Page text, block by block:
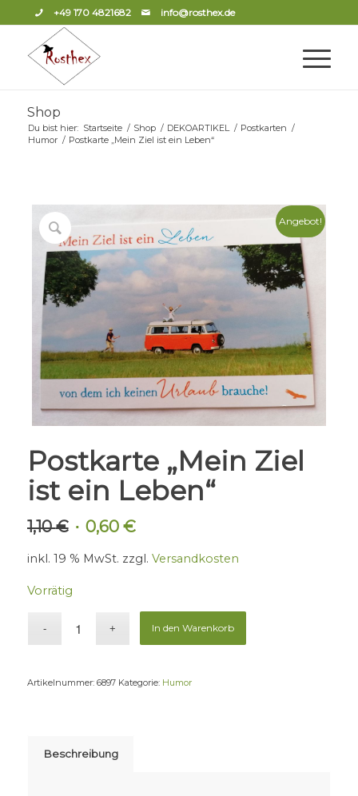
+49 170 4821682 info@rosthex.de
Shop
Du bist hier: Startseite / Shop / DEKOARTIKEL / Postkarten /
Humor / Postkarte „Mein Ziel ist ein Leben“
Angebot!
Postkarte „Mein Ziel
ist ein Leben“
1,10€ Ursprünglicher
war:
0,60 €Aktueller
ist:
inkl. 19 % MwSt. zzgl. Versandkosten
Vorrätig
In den Warenkorb
Artikelnummer: 6897 Kategorie: Humor
Beschreibung